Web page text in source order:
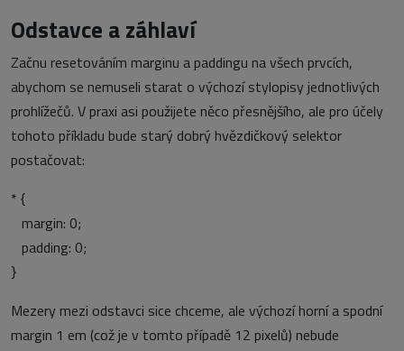
Odstavce a záhlaví
Začnu resetováním marginu a paddingu na všech prvcích,
abychom se nemuseli starat o výchozí stylopisy jednotlivých
prohlížečů. V praxi asi použijete něco přesnějšího, ale pro účely
tohoto příkladu bude starý dobrý hvězdičkový selektor
postačovat:
* {
margin: 0;
padding: 0;
}
Mezery mezi odstavci sice chceme, ale výchozí horní a spodní
margin 1 em (což je v tomto případě 12 pixelů) nebude